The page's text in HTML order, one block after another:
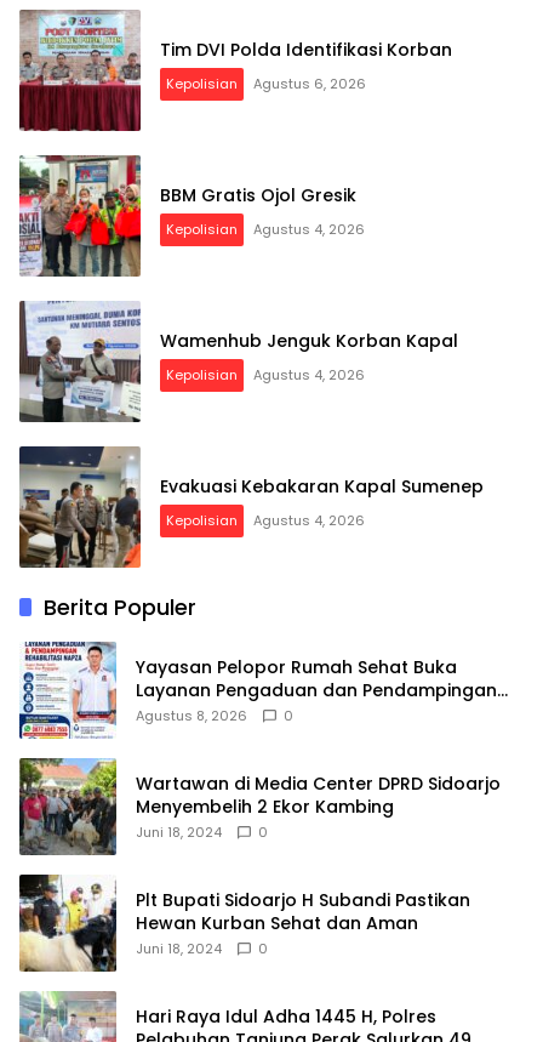
Tim DVI Polda Identifikasi Korban
Kepolisian Agustus 6, 2026
BBM Gratis Ojol Gresik
Kepolisian Agustus 4, 2026
Wamenhub Jenguk Korban Kapal
Kepolisian Agustus 4, 2026
Evakuasi Kebakaran Kapal Sumenep
Kepolisian Agustus 4, 2026
Berita Populer
Yayasan Pelopor Rumah Sehat Buka
Layanan Pengaduan dan Pendampingan
Rehabilitasi NAPZA 24 Jam
Agustus 8, 2026 0
Wartawan di Media Center DPRD Sidoarjo
Menyembelih 2 Ekor Kambing
Juni 18, 2024 0
Plt Bupati Sidoarjo H Subandi Pastikan
Hewan Kurban Sehat dan Aman
Juni 18, 2024 0
Hari Raya Idul Adha 1445 H, Polres